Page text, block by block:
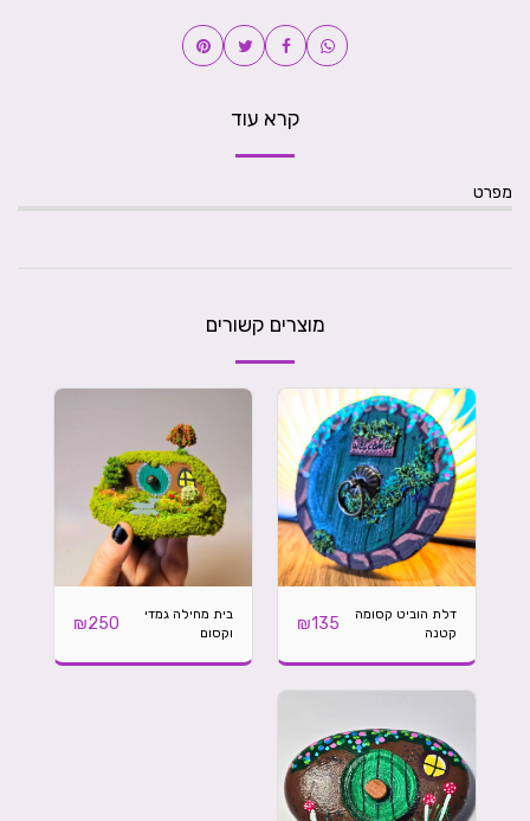
קרא עוד
מפרט
מוצרים קשורים
דלת הוביט קסומה
קטנה
₪135
בית מחילה גמדי
וקסום
₪250